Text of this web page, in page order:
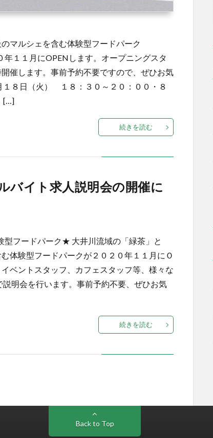
マルシェを含む体験型フードパーク
年１１月にOPENします。オープニングスタ
催します。事前予約不要ですので、ぜひお気
８日（火） １８：３０～２０：００・８
[…]
続きを読む
バイト求人説明会の開催に
型フードパーク★ 大井川流域の「緑茶」と
体験型フードパークが２０２０年１１月にＯ
ベントスタッフ、カフェスタッフ等、様々な
明会を行います。事前予約不要、ぜひお気
続きを読む
Back to Top